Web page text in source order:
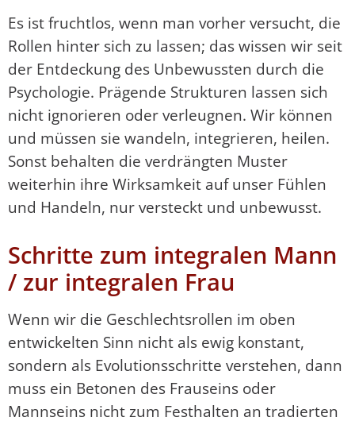
Es ist fruchtlos, wenn man vorher versucht, die
Rollen hinter sich zu lassen; das wissen wir seit
der Entdeckung des Unbewussten durch die
Psychologie. Prägende Strukturen lassen sich
nicht ignorieren oder verleugnen. Wir können
und müssen sie wandeln, integrieren, heilen.
Sonst behalten die verdrängten Muster
weiterhin ihre Wirksamkeit auf unser Fühlen
und Handeln, nur versteckt und unbewusst.
Schritte zum integralen Mann
/ zur integralen Frau
Wenn wir die Geschlechtsrollen im oben
entwickelten Sinn nicht als ewig konstant,
sondern als Evolutionsschritte verstehen, dann
muss ein Betonen des Frauseins oder
Mannseins nicht zum Festhalten an tradierten